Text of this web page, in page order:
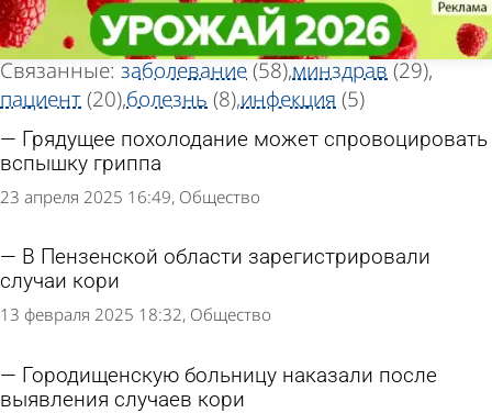
«Корь»
Тег новостей
Всего найдено 89 новостей
Связанные: заболевание(58)минздрав (29)
пациент(20)болезнь (8)инфекция (5)
Грядущее похолодание может спровоцировать
вспышку гриппа
23 апреля 2025 16:49 Общество
В Пензенской области зарегистрировали
случаи кори
13 февраля 2025 18:32 Общество
Городищенскую больницу наказали после
выявления случаев кори
«Корь»
Тег новостей